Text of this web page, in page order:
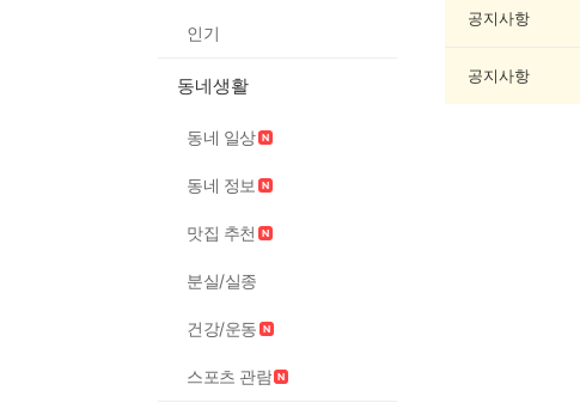
인기
동네생활
동네 일상
동네 정보
맛집 추천
분실/실종
건강/운동
스포츠 관람
공지사항
공지사항